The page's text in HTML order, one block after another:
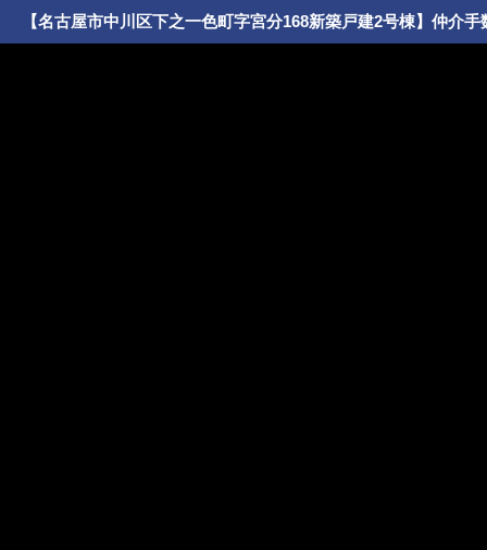
【名古屋市中川区下之一色町字宮分168新築戸建2号棟】仲介